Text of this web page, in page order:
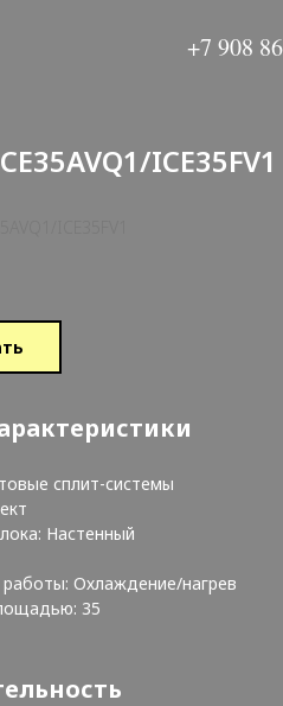
+7 908
ICE35FV1
сплит-системы
Настенный
Охлаждение/нагрев
35